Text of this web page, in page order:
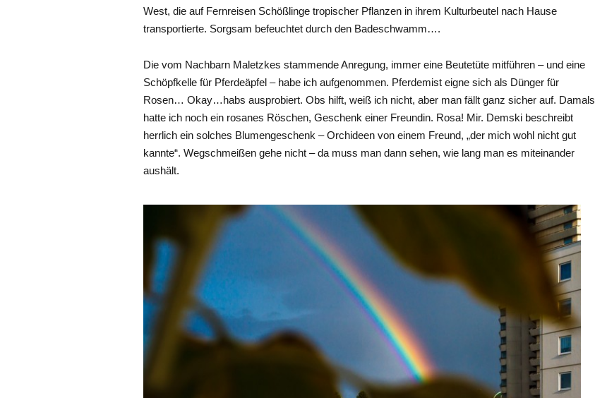
West, die auf Fernreisen Schößlinge tropischer Pflanzen in ihrem Kulturbeutel nach Hause
transportierte. Sorgsam befeuchtet durch den Badeschwamm….
Die vom Nachbarn Maletzkes stammende Anregung, immer eine Beutetüte mitführen – und eine
Schöpfkelle für Pferdeäpfel – habe ich aufgenommen. Pferdemist eigne sich als Dünger für
Rosen… Okay…habs ausprobiert. Obs hilft, weiß ich nicht, aber man fällt ganz sicher auf. Damals
hatte ich noch ein rosanes Röschen, Geschenk einer Freundin. Rosa! Mir. Demski beschreibt
herrlich ein solches Blumengeschenk – Orchideen von einem Freund, „der mich wohl nicht gut
kannte“. Wegschmeißen gehe nicht – da muss man dann sehen, wie lang man es miteinander
aushält.